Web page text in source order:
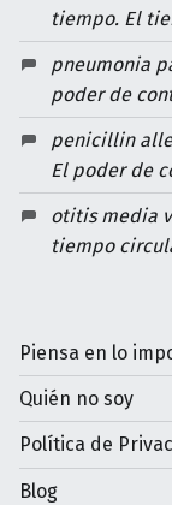
tiempo. El
pneumonia
poder de
penicillin
El poder de
otitis media
tiempo
Piensa en lo
Quién no soy
Política de
Blog